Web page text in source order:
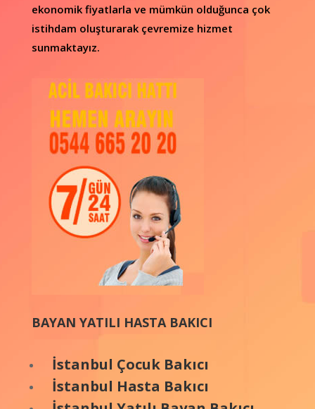
ekonomik fiyatlarla ve mümkün olduğunca çok
istihdam oluşturarak çevremize hizmet
sunmaktayız.
BAYAN YATILI HASTA BAKICI
İstanbul Çocuk Bakıcı
İstanbul Hasta Bakıcı